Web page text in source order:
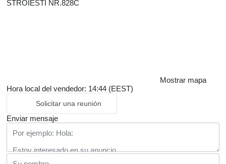
STROIESTI NR.828C
Mostrar mapa
Hora local del vendedor: 14:44 (EEST)
Solicitar una reunión
Enviar mensaje